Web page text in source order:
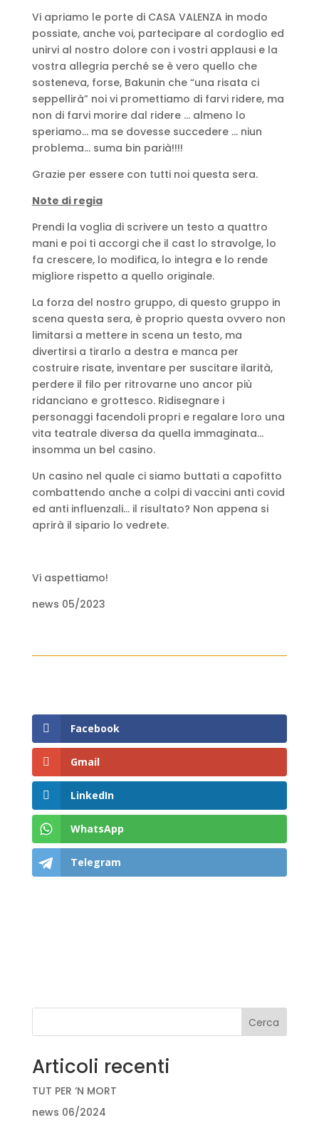
Vi apriamo le porte di CASA VALENZA in modo
possiate, anche voi, partecipare al cordoglio ed
unirvi al nostro dolore con i vostri applausi e la
vostra allegria perché se è vero quello che
sosteneva, forse, Bakunin che “una risata ci
seppellirà” noi vi promettiamo di farvi ridere, ma
non di farvi morire dal ridere … almeno lo
speriamo… ma se dovesse succedere … niun
problema… suma bin parià!!!!
Grazie per essere con tutti noi questa sera.
Note di regia
Prendi la voglia di scrivere un testo a quattro
mani e poi ti accorgi che il cast lo stravolge, lo
fa crescere, lo modifica, lo integra e lo rende
migliore rispetto a quello originale.
La forza del nostro gruppo, di questo gruppo in
scena questa sera, è proprio questa ovvero non
limitarsi a mettere in scena un testo, ma
divertirsi a tirarlo a destra e manca per
costruire risate, inventare per suscitare ilarità,
perdere il filo per ritrovarne uno ancor più
ridanciano e grottesco. Ridisegnare i
personaggi facendoli propri e regalare loro una
vita teatrale diversa da quella immaginata…
insomma un bel casino.
Un casino nel quale ci siamo buttati a capofitto
combattendo anche a colpi di vaccini anti covid
ed anti influenzali… il risultato? Non appena si
aprirà il sipario lo vedrete.
Vi aspettiamo!
news 05/2023
Facebook
Gmail
LinkedIn
WhatsApp
Telegram
Cerca
Articoli recenti
TUT PER ‘N MORT
news 06/2024